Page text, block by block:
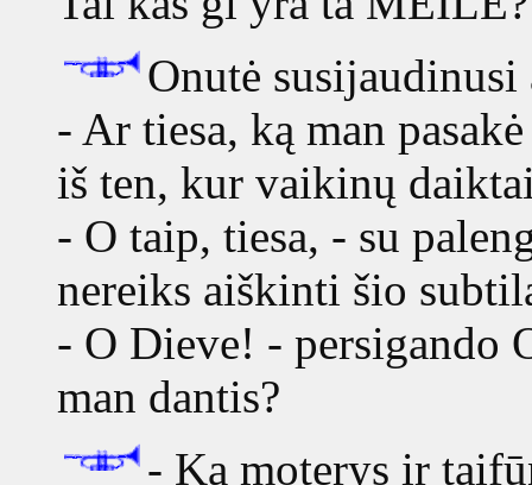
Onutė
- Ar tiesa, ką man
iš ten, kur vaikinų
- O taip, tiesa, - su
nereiks aiškinti šio
- O Dieve! - persigando
man dantis?
- Ką moterys ir